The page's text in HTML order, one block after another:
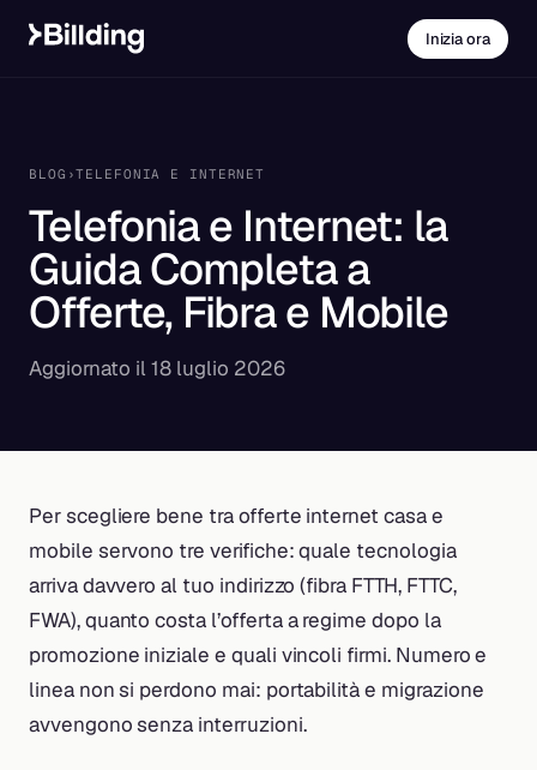
Inizia ora
BLOG ›TELEFONIA E INTERNET
Telefonia e Internet: la
Guida Completa a
Offerte, Fibra e Mobile
Aggiornato il 18 luglio 2026
Per scegliere bene tra offerte internet casa e
mobile servono tre verifiche: quale tecnologia
arriva davvero al tuo indirizzo (fibra FTTH, FTTC,
FWA), quanto costa l’offerta a regime dopo la
promozione iniziale e quali vincoli firmi. Numero e
linea non si perdono mai: portabilità e migrazione
avvengono senza interruzioni.